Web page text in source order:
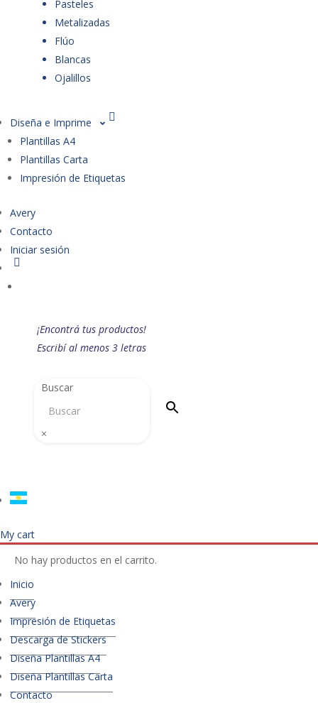
Pasteles
Metalizadas
Flúo
Blancas
Ojalillos
Diseña e Imprime
Plantillas A4
Plantillas Carta
Impresión de Etiquetas
Avery
Contacto
Iniciar sesión
¡Encontrá tus productos!
Escribí al menos 3 letras
Buscar
×
My cart
No hay productos en el carrito.
Inicio
Avery
Impresión de Etiquetas
Descarga de Stickers
Diseña Plantillas A4
Diseña Plantillas Carta
Contacto